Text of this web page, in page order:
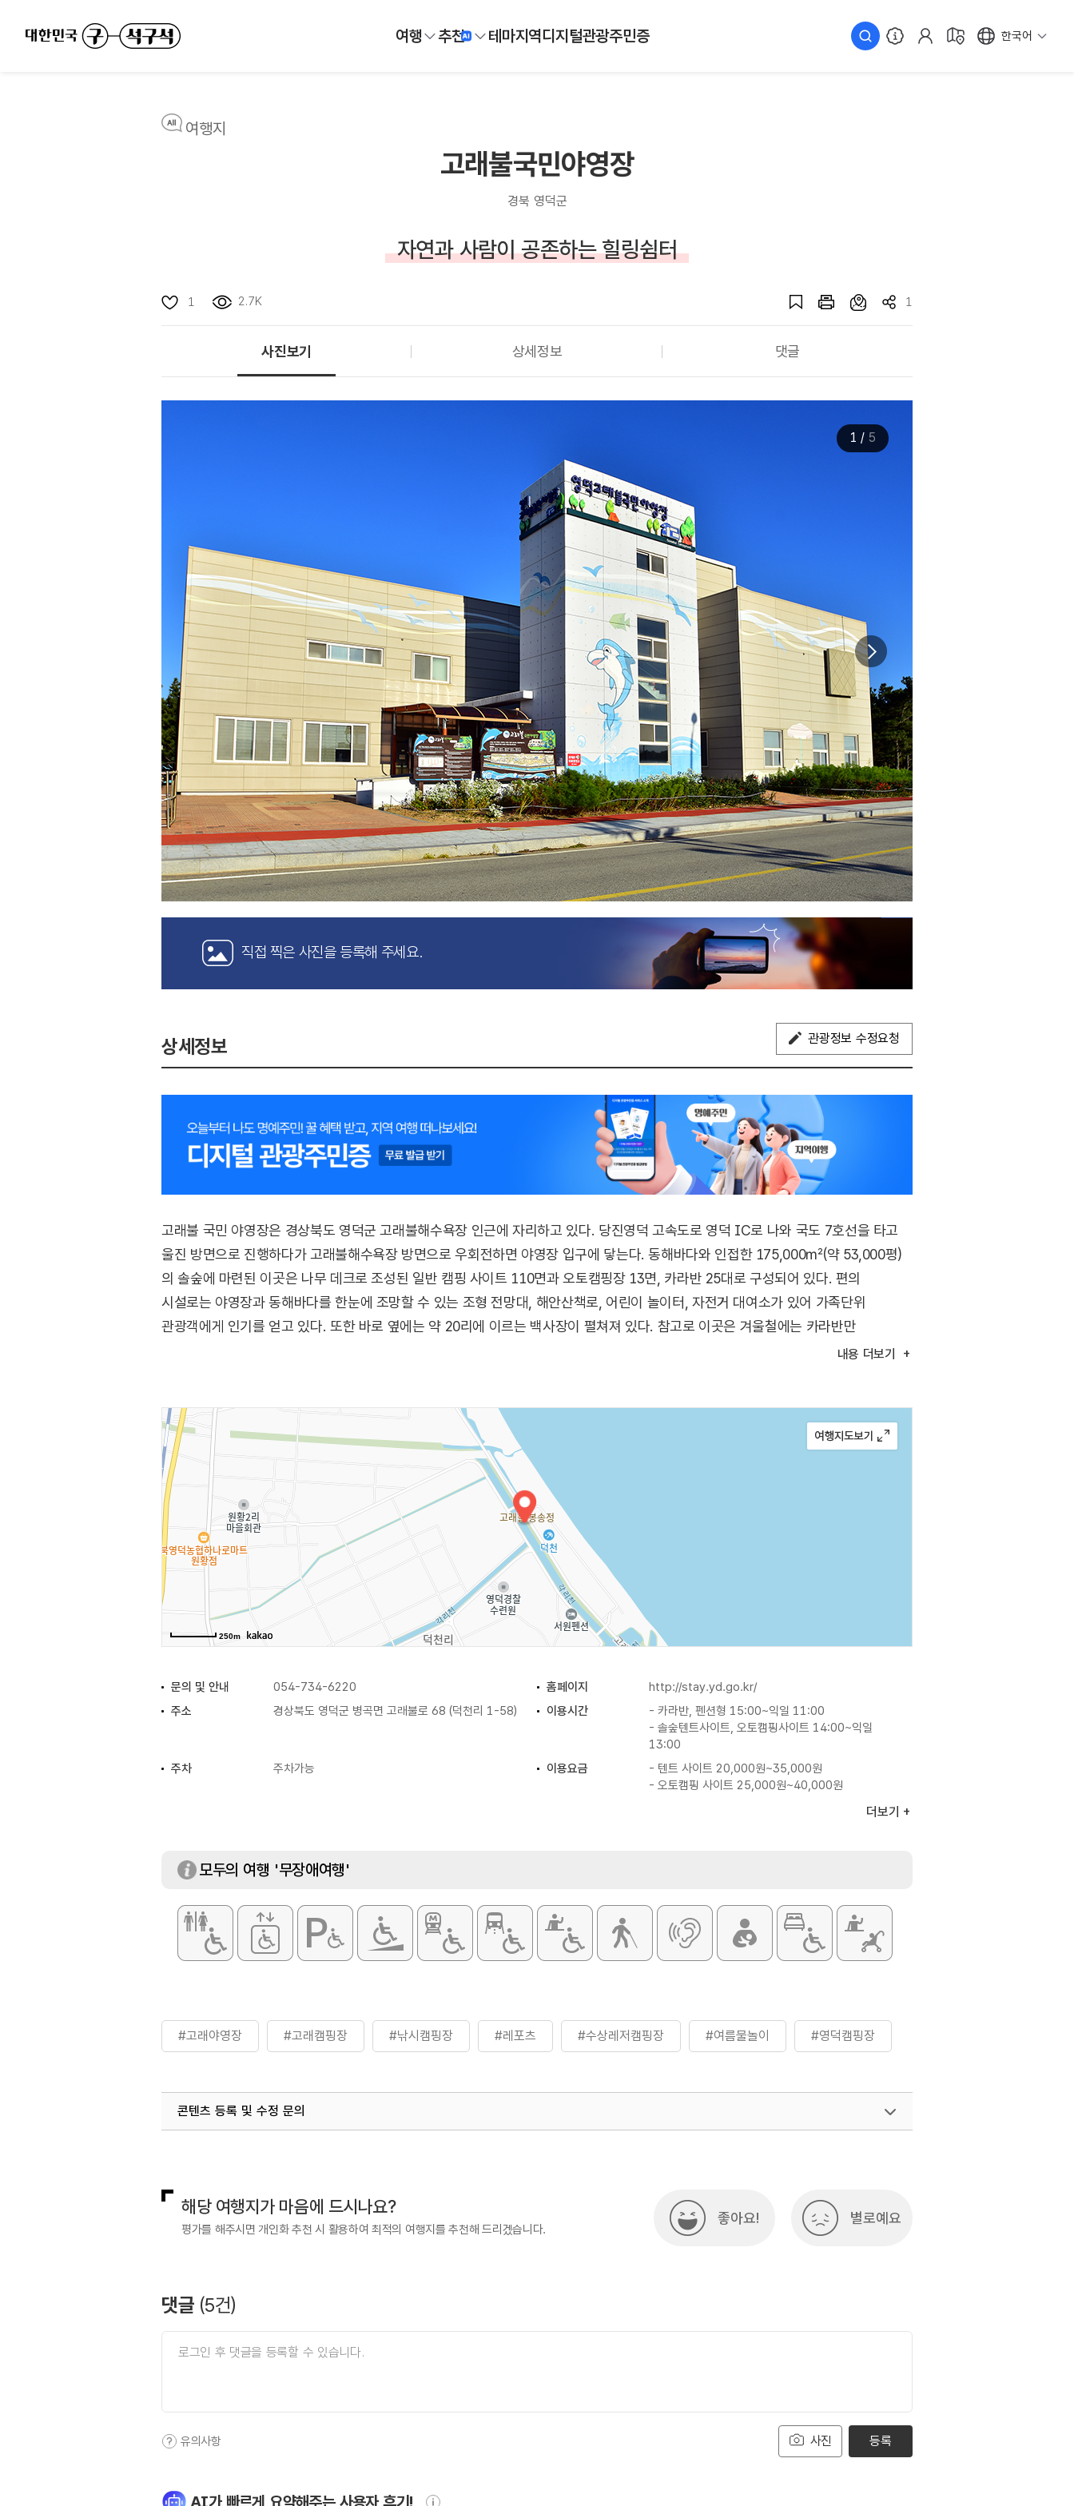
여행 추천 테마지역디지털관광주민증 한국어
여행지
고래불국민야영장
경북 영덕군
자연과 사람이 공존하는 힐링쉼터
1 2.7K 1
사진보기 상세정보 댓글
1 / 5
직접 찍은 사진을 등록해 주세요.
상세정보 관광정보 수정요청
고래불 국민 야영장은 경상북도 영덕군 고래불해수욕장 인근에 자리하고 있다. 당진영덕 고속도로 영덕 IC로 나와 국도 7호선을 타고
울진 방면으로 진행하다가 고래불해수욕장 방면으로 우회전하면 야영장 입구에 닿는다. 동해바다와 인접한 175,000㎡(약 53,000평)
의 솔숲에 마련된 이곳은 나무 데크로 조성된 일반 캠핑 사이트 110면과 오토캠핑장 13면, 카라반 25대로 구성되어 있다. 편의
시설로는 야영장과 동해바다를 한눈에 조망할 수 있는 조형 전망대, 해안산책로, 어린이 놀이터, 자전거 대여소가 있어 가족단위
관광객에게 인기를 얻고 있다. 또한 바로 옆에는 약 20리에 이르는 백사장이 펼쳐져 있다. 참고로 이곳은 겨울철에는 카라반만
운영한다. 주변에 칠보산자연휴양림, 해맞이공원, 대게의 주산지인 강구항과 삼사해상공원 등이 있어 연계 관광이 용이하다. 주변에는
내용 더보기
250m
문의 및 안내 054-734-6220 홈페이지
http://stay.yd.go.kr/
주소
경상북도 영덕군 병곡면 고래불로 68 (덕천리 1-58) 이용시간
- 카라반, 펜션형 15:00~익일 11:00
- 솔숲텐트사이트, 오토캠핑사이트 14:00~익일
13:00
주차
주차가능 이용요금
- 텐트 사이트 20,000원~35,000원
- 오토캠핑 사이트 25,000원~40,000원
부대시설
매점 / 화장실 / 샤워장
더보기
모두의 여행 '무장애여행'
#고래야영장 #고래캠핑장 #낚시캠핑장 #레포츠 #수상레저캠핑장 #여름물놀이 #영덕캠핑장
콘텐츠 등록 및 수정 문의
해당 여행지가 마음에 드시나요?
평가를 해주시면 개인화 추천 시 활용하여 최적의 여행지를 추천해 드리겠습니다.
좋아요! 별로예요
댓글 (5건)
사진
유의사항 등록